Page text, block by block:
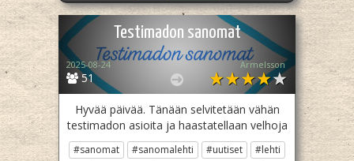
Testimadon sanomat
51
2025-08-24 Armelsson
Hyvää päivää. Tänään selvitetään vähän
testimadon asioita ja haastatellaan velhoja
#sanomat #sanomalehti #uutiset
#lehti